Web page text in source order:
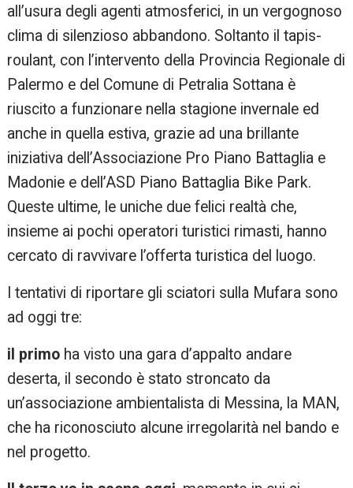
all’usura degli agenti atmosferici, in un vergognoso
clima di silenzioso abbandono. Soltanto il tapis-
roulant, con l’intervento della Provincia Regionale di
Palermo e del Comune di Petralia Sottana è
riuscito a funzionare nella stagione invernale ed
anche in quella estiva, grazie ad una brillante
iniziativa dell’Associazione Pro Piano Battaglia e
Madonie e dell’ASD Piano Battaglia Bike Park.
Queste ultime, le uniche due felici realtà che,
insieme ai pochi operatori turistici rimasti, hanno
cercato di ravvivare l’offerta turistica del luogo.
I tentativi di riportare gli sciatori sulla Mufara sono
ad oggi tre:
il primo ha visto una gara d’appalto andare
deserta, il secondo è stato stroncato da
un’associazione ambientalista di Messina, la MAN,
che ha riconosciuto alcune irregolarità nel bando e
nel progetto.